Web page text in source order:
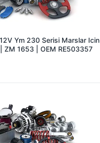
Ym 230 Serisi Marslar Icin
ZM 1653 | OEM RE503357